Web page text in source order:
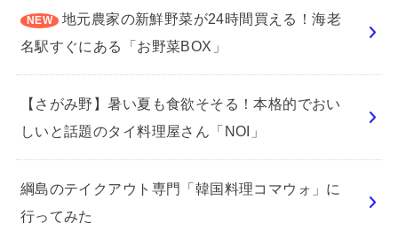
地元農家の新鮮野菜が24時間買える！海老
名駅すぐにある「お野菜BOX」
【さがみ野】暑い夏も食欲そそる！本格的でおい
しいと話題のタイ料理屋さん「NOI」
綱島のテイクアウト専門「韓国料理コマウォ」に
行ってみた